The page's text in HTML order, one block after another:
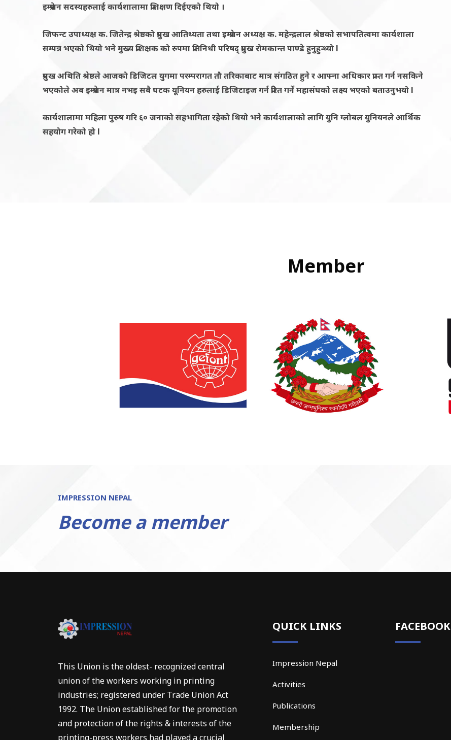
इम्प्रेशन सदस्यहरुलाई कार्यशालामा प्रशिक्षण दिईएको थियो ।
जिफन्ट उपाध्यक्ष क. जितेन्द्र श्रेष्ठको प्रमुख आतिथ्यता तथाइम्प्रेशन अध्यक्ष क. महेन्द्रलाल श्रेष्ठको सभापतित्वमा कार्यशाला
सम्पन्न भएको थियो भने मुख्य प्रशिक्षक को रुपमाप्रतिनिधी परिषद् प्रमुख रोमकान्त पाण्डेहुनुहुन्थ्यो l
प्रमुखअथिति श्रेष्ठलेआजको डिजिटल युगमा परम्परागत तौ तरिकाबाट मात्र संगठित हुने र आफ्ना अधिकार प्राप्त गर्न नसकिने
भएकोले अबइम्प्रेशन मात्र नभइ सबै घटक यूनियनहरुलाईडिजिटाइज गर्न प्रेरित गर्नेमहासंघको लक्ष्य भएको बताउनुभयो l
कार्यशालामा महिला पुरुष गरि ६० जनाको सहभागिता रहेको थियोभनेकार्यशालाको लागि युनि ग्लोबल युनियनले आर्थिक
सहयोग गरेकोहो l
Member
IMPRESSION NEPAL
Become a member
This Union is the oldest- recognized central
union of the workers working in printing
industries; registered under Trade Union Act
1992. The Union established for the promotion
and protection of the rights & interests of the
printing-press workers had played a crucial
QUICK LINKS
Impression Nepal
Activities
Publications
Membership
FACEBOOK